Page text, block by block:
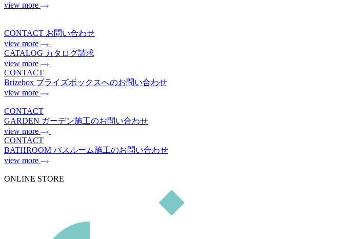
view more
CONTACT お問い合わせ
view more
CATALOG カタログ請求
view more
CONTACT
Brizebox ブライズボックスへのお問い合わせ
view more
CONTACT
GARDEN ガーデン施工のお問い合わせ
view more
CONTACT
BATHROOM バスルーム施工のお問い合わせ
view more
ONLINE STORE